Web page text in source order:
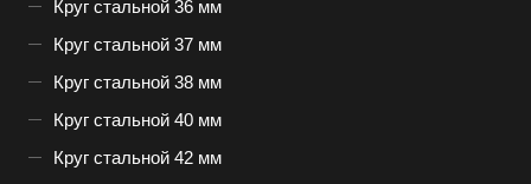
Круг стальной 36 мм
Круг стальной 37 мм
Круг стальной 38 мм
Круг стальной 40 мм
Круг стальной 42 мм